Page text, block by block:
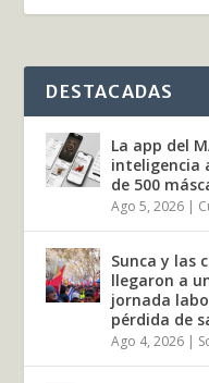
DESTACADAS
La app del
inteligencia
de 500
Ago 5, 2026 |
Sunca y las
llegaron a
jornada
pérdida de
Ago 4, 2026 |